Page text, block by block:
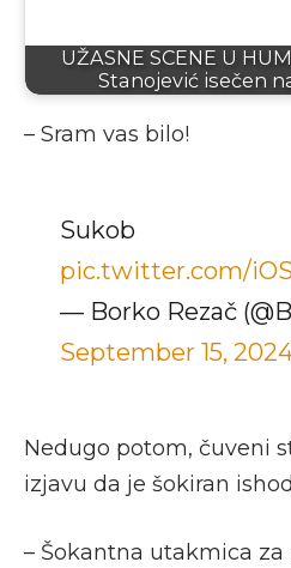
UŽASNE SCENE U
Stanojević isečen
– Sram vas bilo!
Sukob
pic.twitter.com/
— Borko Rezač
September 15,
Nedugo potom, čuveni
izjavu da je šokiran
– Šokantna utakmica za